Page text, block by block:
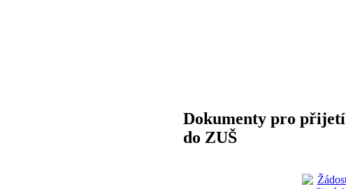
Dokumenty pro přijetí
do ZUŠ